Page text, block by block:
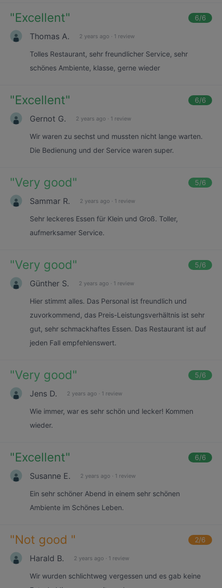
"Excellent" 6/6
Thomas A. 2 years ago · 1 review
Tolles Restaurant, sehr freundlicher Service, sehr
schönes Ambiente, klasse, gerne wieder
"Excellent" 6/6
Gernot G. 2 years ago · 1 review
Wir waren zu sechst und mussten nicht lange warten.
Die Bedienung und der Service waren super.
"Very good" 5/6
Sammar R. 2 years ago · 1 review
Sehr leckeres Essen für Klein und Groß. Toller,
aufmerksamer Service.
"Very good" 5/6
Günther S. 2 years ago · 1 review
Hier stimmt alles. Das Personal ist freundlich und
zuvorkommend, das Preis-Leistungsverhältnis ist sehr
gut, sehr schmackhaftes Essen. Das Restaurant ist auf
jeden Fall empfehlenswert.
"Very good" 5/6
Jens D. 2 years ago · 1 review
Wie immer, war es sehr schön und lecker! Kommen
wieder.
"Excellent" 6/6
Susanne E. 2 years ago · 1 review
Ein sehr schöner Abend in einem sehr schönen
Ambiente im Schönes Leben.
"Not good " 2/6
Harald B. 2 years ago · 1 review
Wir wurden schlichtweg vergessen und es gab keine